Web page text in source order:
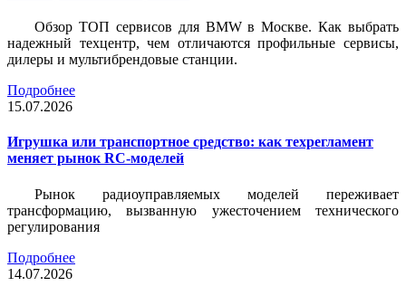
Обзор ТОП сервисов для BMW в Москве. Как выбрать
надежный техцентр, чем отличаются профильные сервисы,
дилеры и мультибрендовые станции.
Подробнее
15.07.2026
Игрушка или транспортное средство: как техрегламент
меняет рынок RC-моделей
Рынок радиоуправляемых моделей переживает
трансформацию, вызванную ужесточением технического
регулирования
Подробнее
14.07.2026